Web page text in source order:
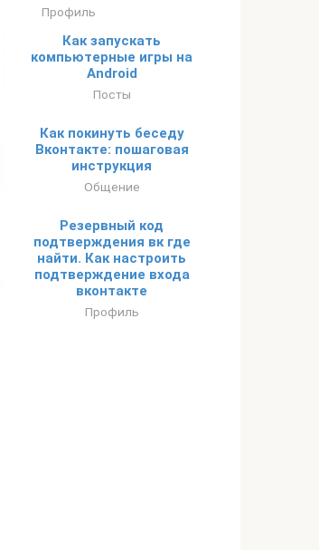
Профиль
Как запускать
компьютерные игры на
Android
Посты
Как покинуть беседу
Вконтакте: пошаговая
инструкция
Общение
Резервный код
подтверждения вк где
найти. Как настроить
подтверждение входа
вконтакте
Профиль